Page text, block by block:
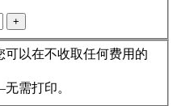
+
可以在不收取任何费用的
需打印。